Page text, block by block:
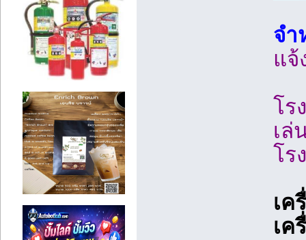
จำ
แจ้
โร
เล่
โร
เค
เค